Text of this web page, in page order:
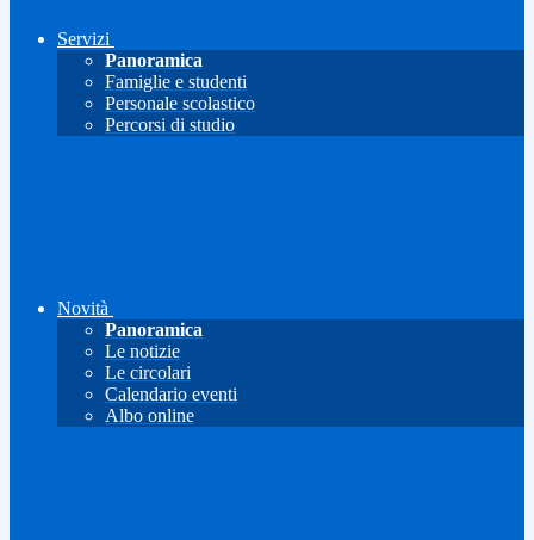
Servizi
Panoramica
Famiglie e studenti
Personale scolastico
Percorsi di studio
Novità
Panoramica
Le notizie
Le circolari
Calendario eventi
Albo online